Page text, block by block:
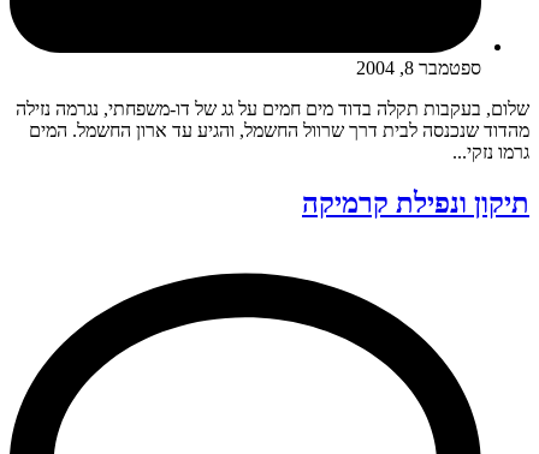
ספטמבר 8, 2004
שלום, בעקבות תקלה בדוד מים חמים על גג של דו-משפחתי, נגרמה נזילה
מהדוד שנכנסה לבית דרך שרוול החשמל, והגיע עד ארון החשמל. המים
גרמו נזקי...
תיקון ונפילת קרמיקה